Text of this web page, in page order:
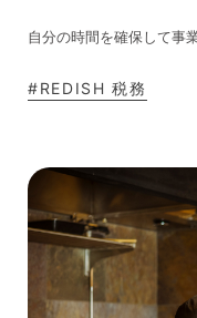
自分の時間を確保して事
#REDISH 税務